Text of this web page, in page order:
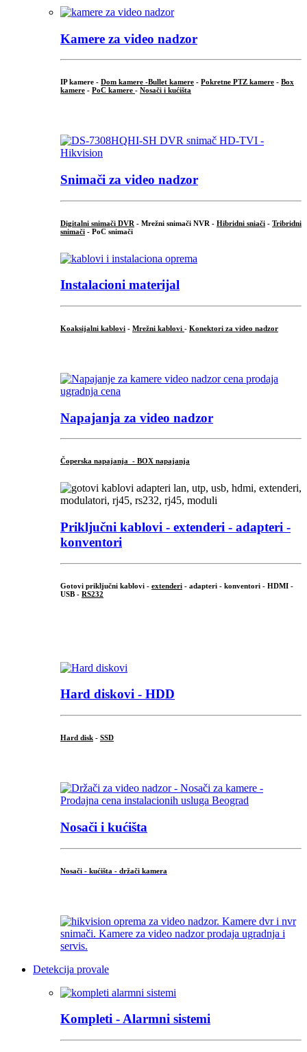
Kamere za video nadzor
IP kamere - Dom kamere -Bullet kamere - Pokretne PTZ kamere - Box
kamere - PoC kamere - Nosači i kućišta
Snimači za video nadzor
Digitalni snimači DVR - Mrežni snimači NVR - Hibridni sniači - Tribridni
snimači - PoC snimači
Instalacioni materijal
Koaksijalni kablovi - Mrežni kablovi - Konektori za video nadzor
Napajanja za video nadzor
Čoperska napajanja - BOX napajanja
Priključni kablovi - extenderi - adapteri -
konventori
Gotovi priključni kablovi - extenderi - adapteri - konventori - HDMI -
USB - RS232
Hard diskovi - HDD
Hard disk - SSD
Nosači i kućišta
Nosači - kućišta - držači kamera
Detekcija provale
Kompleti - Alarmni sistemi